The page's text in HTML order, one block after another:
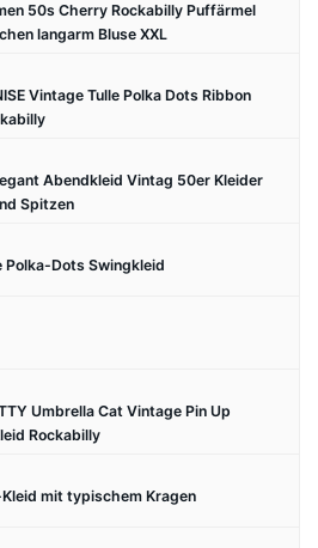
50s Cherry Rockabilly Puffärmel
langarm Bluse XXL
Vintage Tulle Polka Dots Ribbon
Abendkleid Vintag 50er Kleider
Spitzen
Polka-Dots Swingkleid
Umbrella Cat Vintage Pin Up
Rockabilly
mit typischem Kragen